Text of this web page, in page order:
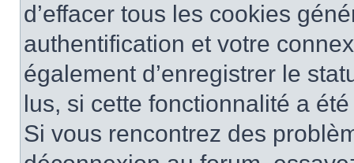
d’effacer tous les cookies
authentification et votre
également d’enregistrer le
lus, si cette fonctionnalité a
Si vous rencontrez des